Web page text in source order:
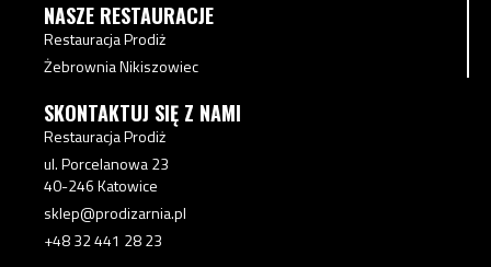
NASZE RESTAURACJE
Restauracja Prodiż
Żebrownia Nikiszowiec
SKONTAKTUJ SIĘ Z NAMI
Restauracja Prodiż
ul. Porcelanowa 23
40-246 Katowice
sklep@prodizarnia.pl
+48 32 441 28 23